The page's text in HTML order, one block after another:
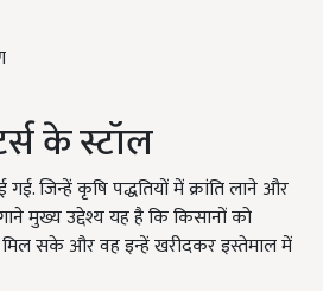
के स्टॉल
गई. जिन्हें कृषि पद्धतियों में क्रांति लाने और
मुख्य उद्देश्य यह है कि किसानों को
मिल सके और वह इन्हें खरीदकर इस्तेमाल में